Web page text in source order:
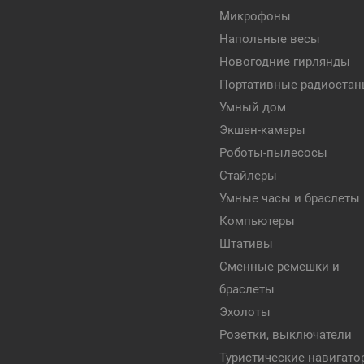
Микрофоны
Напольные весы
Новогодние гирлянды
Портативные
Умный дом
Экшен-камеры
Роботы-пылесосы
Стайлеры
Умные часы и браслеты
Компьютеры
Штативы
Сменные ремешки и
браслеты
Эхолоты
Розетки, выключатели
Туристические